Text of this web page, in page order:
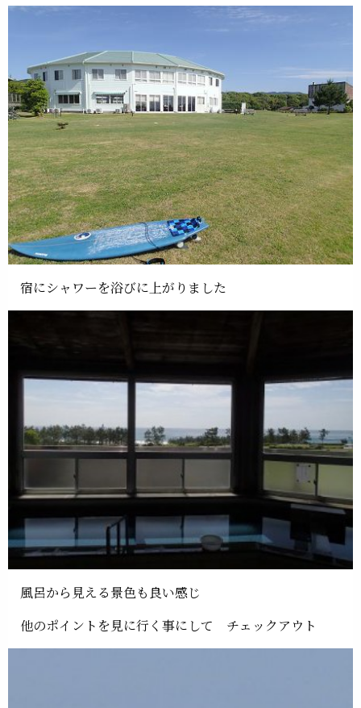
宿にシャワーを浴びに上がりました
風呂から見える景色も良い感じ
他のポイントを見に行く事にして チェックアウト